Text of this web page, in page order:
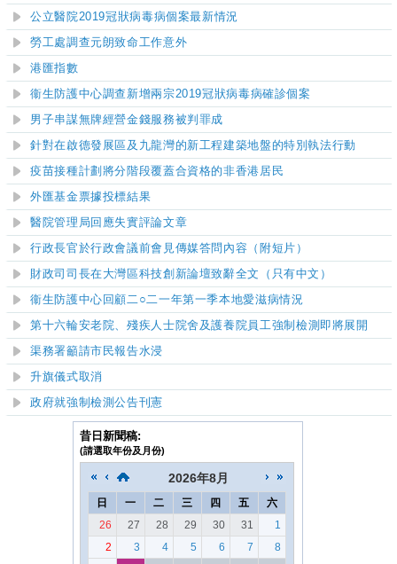
公立醫院2019冠狀病毒病個案最新情況
勞工處調查元朗致命工作意外
港匯指數
衞生防護中心調查新增兩宗2019冠狀病毒病確診個案
男子串謀無牌經營金錢服務被判罪成
針對在啟德發展區及九龍灣的新工程建築地盤的特別執法行動
疫苗接種計劃將分階段覆蓋合資格的非香港居民
外匯基金票據投標結果
醫院管理局回應失實評論文章
​行政長官於行政會議前會見傳媒答問內容（附短片）
財政司司長在大灣區科技創新論壇致辭全文（只有中文）
衞生防護中心回顧二○二一年第一季本地愛滋病情況
第十六輪安老院、殘疾人士院舍及護養院員工強制檢測即將展開
渠務署籲請市民報告水浸
升旗儀式取消
政府就強制檢測公告刊憲
昔日新聞稿:
(請選取年份及月份)
2026年8月
日 一 二 三 四 五
六
26
27 28 29 30 31
1
2
3 4 5 6 7
8